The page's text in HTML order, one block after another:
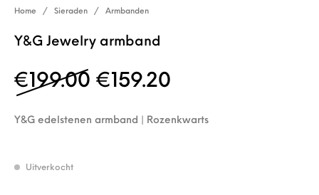
Home / Sieraden / Armbanden
Y&G Jewelry armband
€ 199.00 Oorspronkelijke prijs
€ 159.20
Y&G edelstenen armband | Rozenkwarts
Uitverkocht